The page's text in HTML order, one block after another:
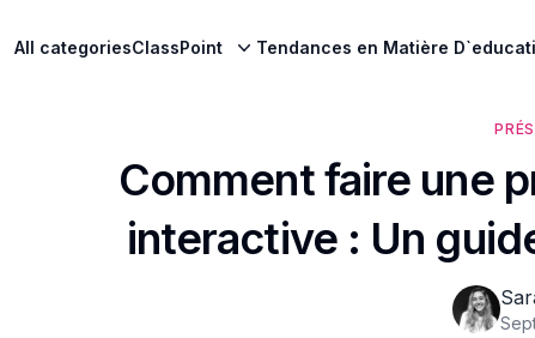
All categoriesClassPoint Tendances en Matière
Comment faire une
interactive : Un